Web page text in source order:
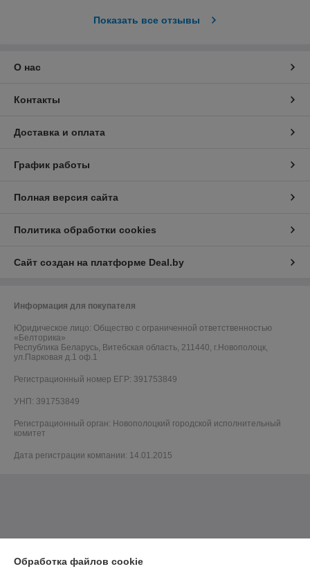
Показать все отзывы
О нас
Контакты
Доставка и оплата
График работы
Полная версия сайта
Политика обработки cookies
Сайт создан на платформе Deal.by
Информация для покупателя
Юридическое лицо: Общество с ограниченной ответственностью
«Белторика»
Республика Беларусь, Витебская область, 211440, г.Новополоцк,
ул.Парковая д.1 оф.1
Регистрационный номер ЕГР: 391753849
УНП: 391753849
Регистрационный орган: Новополоцкий городской исполнительный
комитет
Дата регистрации компании: 14.01.2015
Обработка файлов cookie